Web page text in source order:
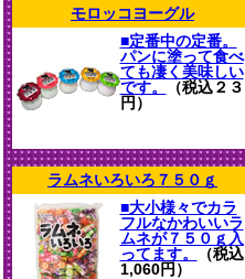
モロッコヨーグル
■定番中の定番。
パンに塗って食べ
ても凄く美味しい
です。
（税込２３
円）
ラムネいろいろ７５０ｇ
■大小様々でカラ
フルなかわいいラ
ムネが７５０ｇ入
ってます。
（税込
1,060円）